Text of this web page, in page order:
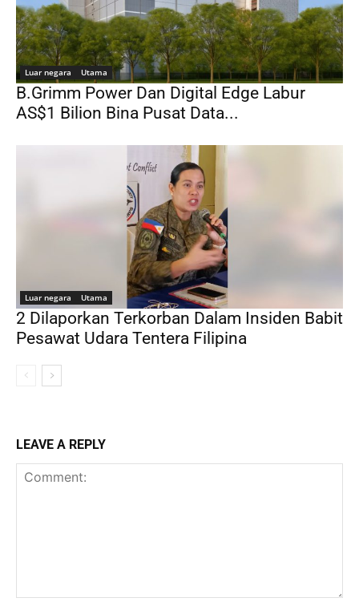
Luar negara Utama
B.Grimm Power Dan Digital Edge Labur
AS$1 Bilion Bina Pusat Data...
Luar negara Utama
2 Dilaporkan Terkorban Dalam Insiden Babit
Pesawat Udara Tentera Filipina
LEAVE A REPLY